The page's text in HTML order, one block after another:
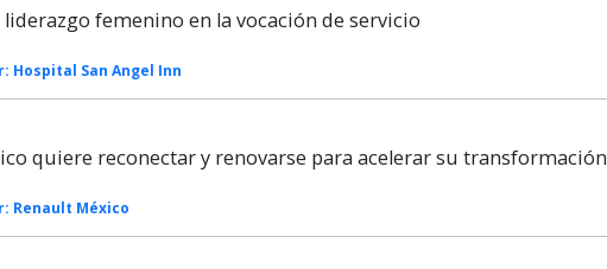
liderazgo femenino en la vocación de servicio
Hospital San Angel Inn
quiere reconectar y renovarse para acelerar su transformación
Renault México